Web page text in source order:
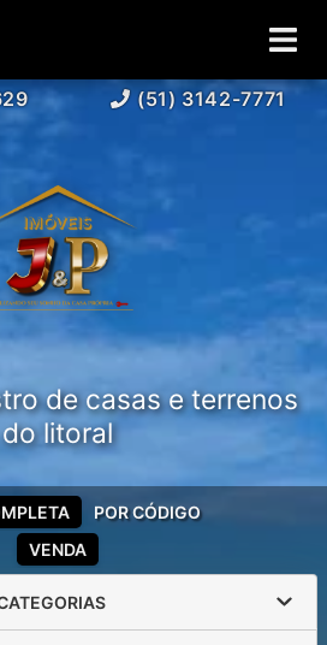
(51) 3142-7771
de casas e terrenos
do litoral
VENDA
POR CÓDIGO